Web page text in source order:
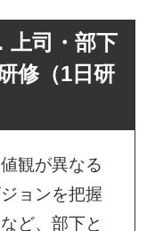
上司・部下
修（1日研
観が異なる
ョンを把握
ど、部下と